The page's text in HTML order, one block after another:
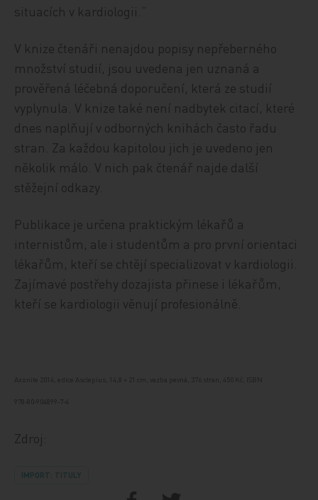
situacích v kardiologii.“
V knize čtenáři nenajdou popisy nepřeberného
množství studií, jsou uvedena jen uznaná a
prověřená léčebná doporučení, která ze studií
vyplynula. V knize také není nadbytek citací, které
dnes naplňují v odborných knihách často řadu
stran. Za každou kapitolou jich je uvedeno jen
několik málo. V nich pak čtenář najde další
stěžejní odkazy.
Publikace je určena praktickým lékařů a
internistům, ale i studentům a pro první orientaci
lékařům, kteří se chtějí specializovat v kardiologii.
Zajímavé postřehy dozajista přinese i lékařům,
kteří se kardiologii věnují profesionálně.
Axonite 2014, edice Asclepius, 14,8 × 21 cm, vazba pevná, 376 stran, 450 Kč, ISBN
978‑80‑904899‑7‑4
Zdroj:
IMPORT: TITULY